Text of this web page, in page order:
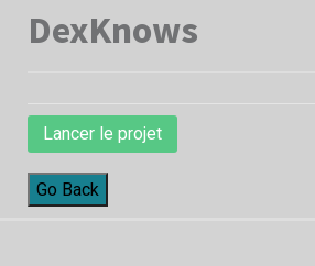
DexKnows
Lancer le projet
Go Back